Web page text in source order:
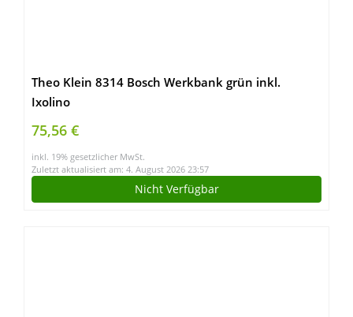
Theo Klein 8314 Bosch Werkbank grün inkl.
Ixolino
75,56 €
inkl. 19% gesetzlicher MwSt.
Zuletzt aktualisiert am: 4. August 2026 23:57
Nicht Verfügbar